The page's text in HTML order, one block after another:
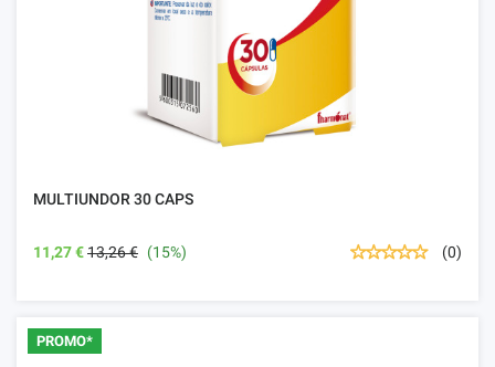
MULTIUNDOR 30 CAPS
11,27 €13,26 € (15%) (0)
PROMO*